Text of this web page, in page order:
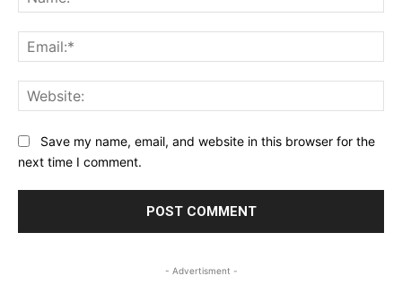
Save my name, email, and website in this browser for the
next time I comment.
- Advertisment -